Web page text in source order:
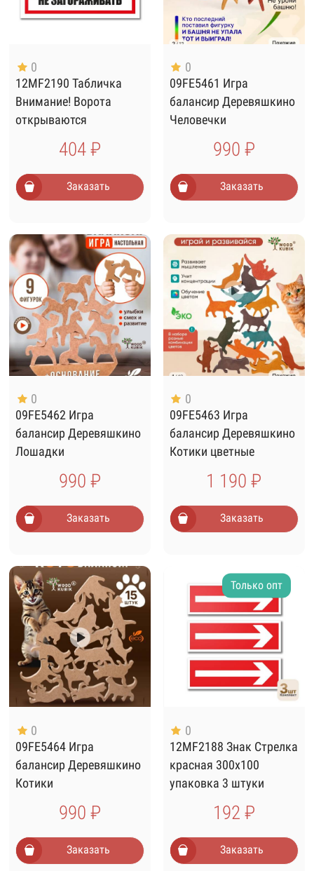
0
12MF2190 Табличка
Внимание! Ворота
открываются
404 ₽
Заказать
0
09FE5461 Игра
балансир Деревяшкино
Человечки
990 ₽
Заказать
0
09FE5462 Игра
балансир Деревяшкино
Лошадки
990 ₽
Заказать
0
09FE5463 Игра
балансир Деревяшкино
Котики цветные
1 190 ₽
Заказать
0
09FE5464 Игра
балансир Деревяшкино
Котики
990 ₽
Заказать
Только опт
0
12MF2188 Знак Стрелка
красная 300х100
упаковка 3 штуки
192 ₽
Заказать